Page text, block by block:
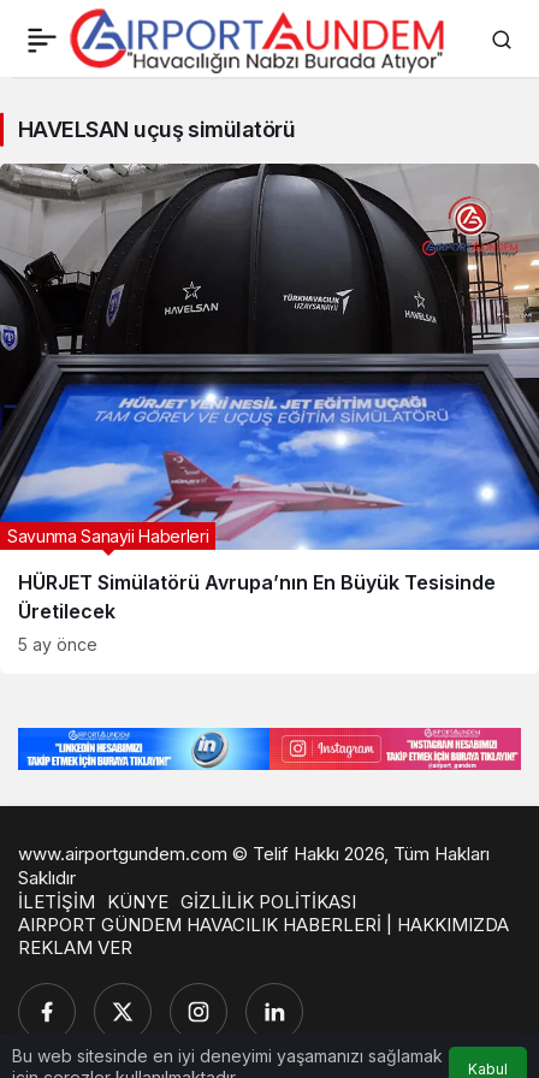
uçuş
simülatörü
Haberleri
HAVELSAN uçuş simülatörü
HÜRJET Simülatörü Avrupa’nın En Büyük Tesisinde
Üretilecek
Savunma Sanayii Haberleri
5 ay önce
Bu web sitesinde en iyi deneyimi yaşamanızı sağlamak
Kabul
www.airportgundem.com © Telif Hakkı 2026, Tüm Hakları
Saklıdır
İLETİŞİM
KÜNYE GİZLİLİK POLİTİKASI
AIRPORT GÜNDEM HAVACILIK HABERLERİ | HAKKIMIZDA
REKLAM VER